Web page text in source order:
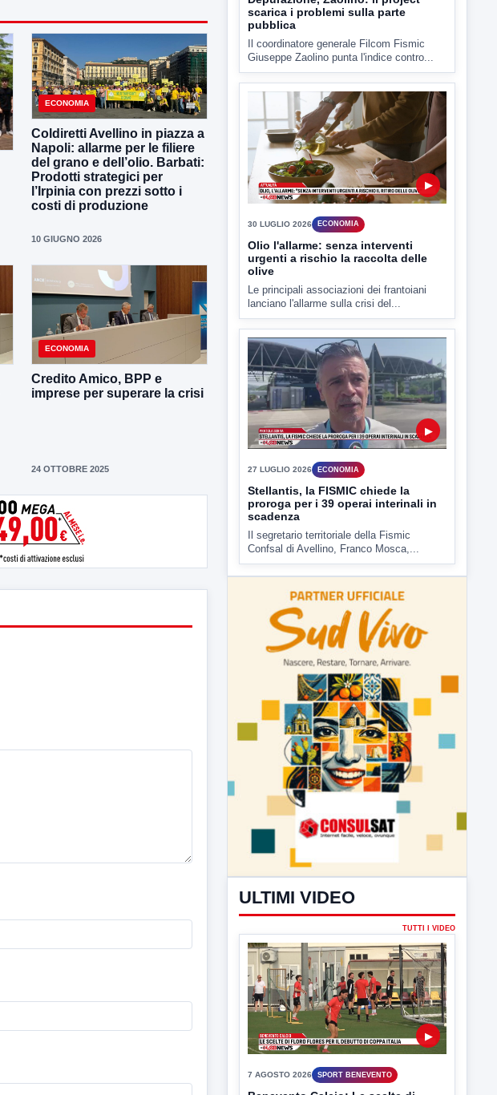
ECONOMIA
Coldiretti Avellino in piazza a
Napoli: allarme per le filiere
del grano e dell’olio. Barbati:
Prodotti strategici per
l’Irpinia con prezzi sotto i
costi di produzione
10 GIUGNO 2026
ECONOMIA
Credito Amico, BPP e
imprese per superare la crisi
24 OTTOBRE 2025
scarica i problemi sulla parte
pubblica
Il coordinatore generale Filcom Fismic
Giuseppe Zaolino punta l'indice contro...
▶
30 LUGLIO 2026 ECONOMIA
Olio l'allarme: senza interventi
urgenti a rischio la raccolta delle
olive
Le principali associazioni dei frantoiani
lanciano l'allarme sulla crisi del...
▶
27 LUGLIO 2026 ECONOMIA
Stellantis, la FISMIC chiede la
proroga per i 39 operai interinali in
scadenza
Il segretario territoriale della Fismic
Confsal di Avellino, Franco Mosca,...
ULTIMI VIDEO
TUTTI I VIDEO
▶
7 AGOSTO 2026 SPORT BENEVENTO